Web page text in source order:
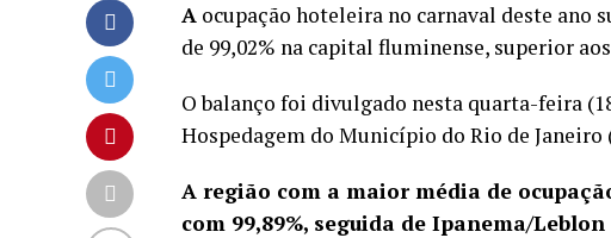
A ocupação hoteleira no carnaval deste ano
de 99,02% na capital fluminense, superior
O balanço foi divulgado nesta quarta-feira
Hospedagem do Município do Rio de Janeiro
A região com a maior média de
com 99,89%, seguida de Ipanema/Leblon